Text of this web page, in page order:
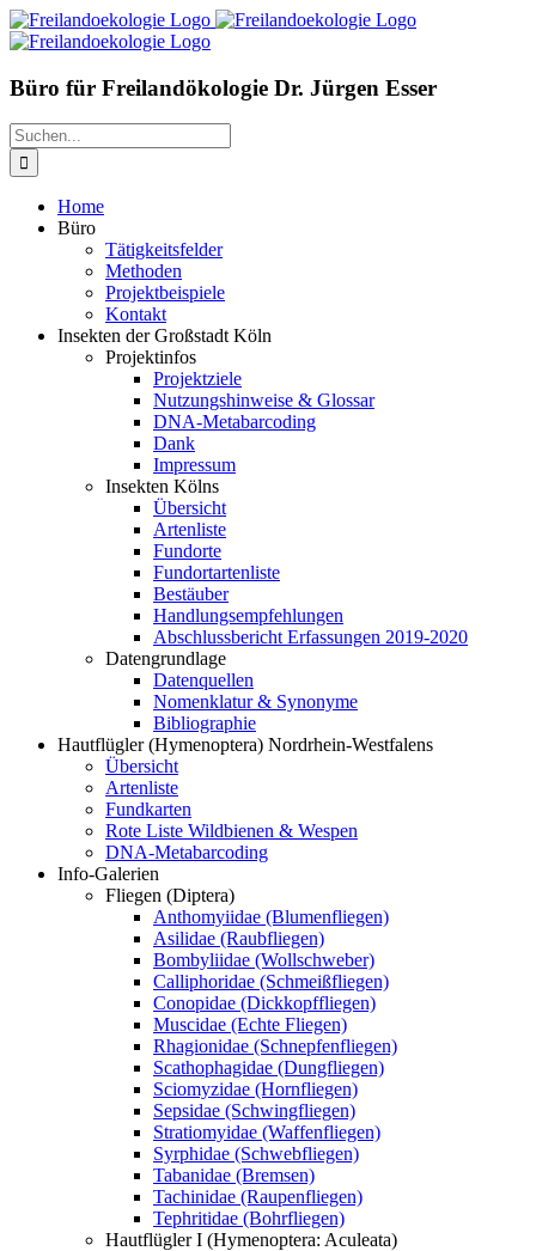
Zum
Inhalt
Büro für Freilandökologie Dr. Jürgen Esser
Suche
nach:
Home
Büro
Tätigkeitsfelder
Methoden
Projektbeispiele
Kontakt
Insekten der Großstadt Köln
Projektinfos
Projektziele
Nutzungshinweise & Glossar
DNA-Metabarcoding
Dank
Impressum
Insekten Kölns
Übersicht
Artenliste
Fundorte
Fundortartenliste
Bestäuber
Handlungsempfehlungen
Abschlussbericht Erfassungen 2019-2020
Datengrundlage
Datenquellen
Nomenklatur & Synonyme
Bibliographie
Hautflügler (Hymenoptera) Nordrhein-Westfalens
Übersicht
Artenliste
Fundkarten
Rote Liste Wildbienen & Wespen
DNA-Metabarcoding
Info-Galerien
Fliegen (Diptera)
Anthomyiidae (Blumenfliegen)
Asilidae (Raubfliegen)
Bombyliidae (Wollschweber)
Calliphoridae (Schmeißfliegen)
Conopidae (Dickkopffliegen)
Muscidae (Echte Fliegen)
Rhagionidae (Schnepfenfliegen)
Scathophagidae (Dungfliegen)
Sciomyzidae (Hornfliegen)
Sepsidae (Schwingfliegen)
Stratiomyidae (Waffenfliegen)
Syrphidae (Schwebfliegen)
Tabanidae (Bremsen)
Tachinidae (Raupenfliegen)
Tephritidae (Bohrfliegen)
Hautflügler I (Hymenoptera: Aculeata)